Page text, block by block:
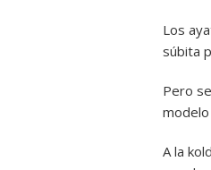
Los
súbita
Pero
A la